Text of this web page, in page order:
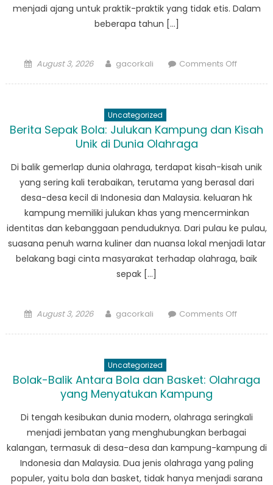
menjadi ajang untuk praktik-praktik yang tidak etis. Dalam
beberapa tahun […]
Posted
August 3, 2026 Author
gacorkali Comments Offon
Skandal
Malaysia
Uncategorized
Berita Sepak Bola: Julukan Kampung dan Kisah
Unik di Dunia Olahraga
Di balik gemerlap dunia olahraga, terdapat kisah-kisah unik
yang sering kali terabaikan, terutama yang berasal dari
desa-desa kecil di Indonesia dan Malaysia. keluaran hk
kampung memiliki julukan khas yang mencerminkan
identitas dan kebanggaan penduduknya. Dari pulau ke pulau,
suasana penuh warna kuliner dan nuansa lokal menjadi latar
belakang bagi cinta masyarakat terhadap olahraga, baik
sepak […]
Posted
August 3, 2026 Author
gacorkali Comments Offon
Kisah
Unik
di
Dunia
Uncategorized
Bolak-Balik Antara Bola dan Basket: Olahraga
yang Menyatukan Kampung
Di tengah kesibukan dunia modern, olahraga seringkali
menjadi jembatan yang menghubungkan berbagai
kalangan, termasuk di desa-desa dan kampung-kampung di
Indonesia dan Malaysia. Dua jenis olahraga yang paling
populer, yaitu bola dan basket, tidak hanya menjadi sarana